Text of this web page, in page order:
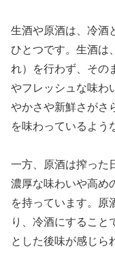
生酒や原酒は、冷酒
ひとつです。生酒は
れ）を行わず、その
やフレッシュな味わ
やかさや新鮮さがさ
を味わっているよう
一方、原酒は搾った
濃厚な味わいや高め
を持っています。原
り、冷酒にすること
とした後味が感じら